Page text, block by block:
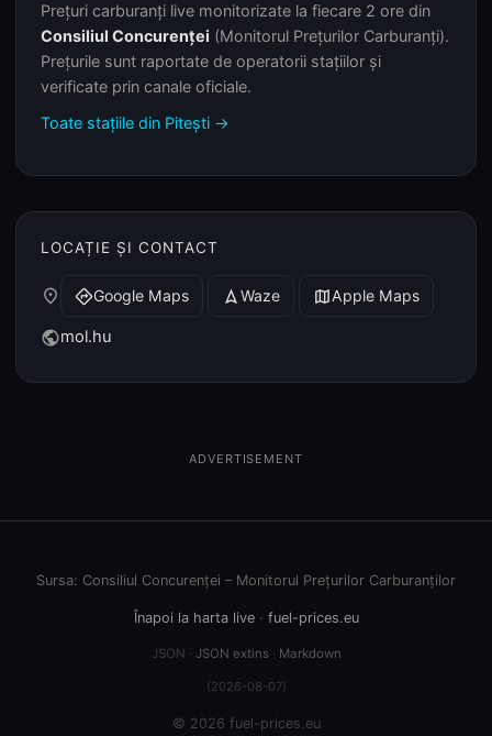
Prețuri carburanți live monitorizate la fiecare 2 ore din
Consiliul Concurenței (Monitorul Prețurilor Carburanți).
Prețurile sunt raportate de operatorii stațiilor și
verificate prin canale oficiale.
Toate stațiile din Pitești →
LOCAȚIE ȘI CONTACT
place directionsGoogle Maps navigation Waze mapApple Maps
publicmol.hu
ADVERTISEMENT
Sursa: Consiliul Concurenței – Monitorul Prețurilor Carburanților
Înapoi la harta live· fuel-prices.eu
JSON · JSON extins· Markdown
(2026-08-07)
© 2026 fuel-prices.eu